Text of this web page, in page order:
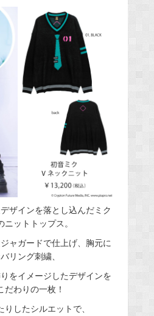
ザインを落とし込んだミク
ニットトップス。
ャガードで仕上げ、胸元に
リング刺繍、
をイメージしたデザインを
だわりの一枚！
りしたシルエットで、